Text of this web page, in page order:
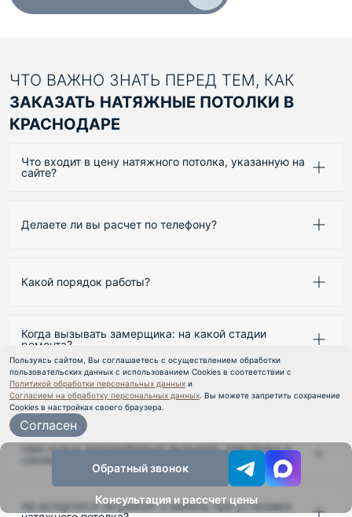
ЧТО ВАЖНО ЗНАТЬ ПЕРЕД ТЕМ, КАК
ЗАКАЗАТЬ НАТЯЖНЫЕ ПОТОЛКИ В
КРАСНОДАРЕ
Что входит в цену натяжного потолка, указанную на
сайте?
Делаете ли вы расчет по телефону?
Какой порядок работы?
Когда вызывать замерщика: на какой стадии
ремонта?
Сколько времени займет установка натяжного
потолка?
Нам нужно дополнительно вызывать электрика и
самим покупать светильники?
Не испортится ли ремонт и мебель при установке
Обратный звонок
Консультация и рассчет цены
Пользуясь сайтом, Вы соглашаетесь с осуществлением обработки
пользовательских данных с использованием Cookies в соответствии с
Политикой обработки персональных данных и
Согласием на обработку персональных данных. Вы можете запретить сохранение
Cookies в настройках своего браузера.
Согласен